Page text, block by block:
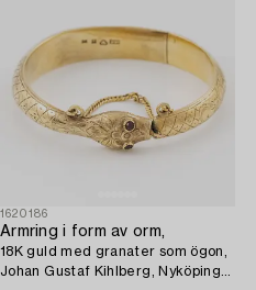
1620186
Armring i form av orm,
18K guld med granater som ögon,
Johan Gustaf Kihlberg, Nyköping